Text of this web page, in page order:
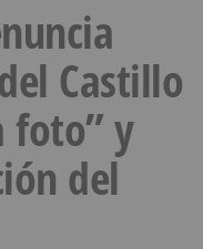
Castillo
foto” y
del